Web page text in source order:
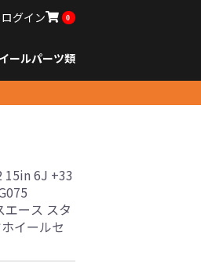
ログイン 0
ールパーツ類
15in 6J +33
ース スタ
イールセ